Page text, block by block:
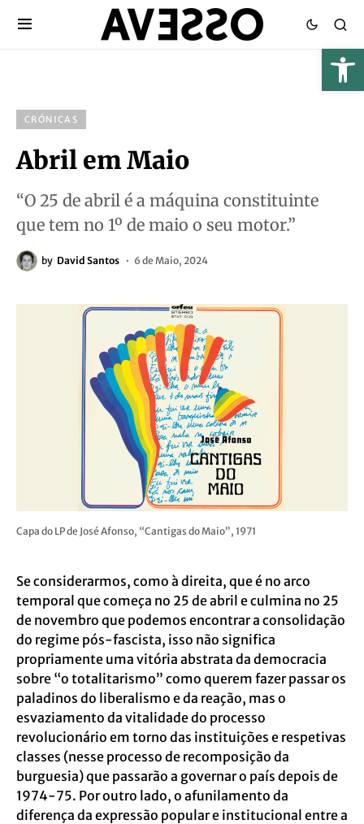
CRÓNICAS
Abril em Maio
“O 25 de abril é a máquina constituinte
que tem no 1º de maio o seu motor.”
by David Santos 6 de Maio, 2024
Capa do LP de José Afonso, “Cantigas do Maio”, 1971
Se considerarmos, como à direita, que é no arco
temporal que começa no 25 de abril e culmina no 25
de novembro que podemos encontrar a consolidação
do regime pós-fascista, isso não significa
propriamente uma vitória abstrata da democracia
sobre “o totalitarismo” como querem fazer passar os
paladinos do liberalismo e da reação, mas o
esvaziamento da vitalidade do processo
revolucionário em torno das instituições e respetivas
classes (nesse processo de recomposição da
burguesia) que passarão a governar o país depois de
1974-75. Por outro lado, o afunilamento da
diferença da expressão popular e institucional entre a